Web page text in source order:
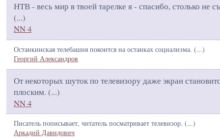
НТВ - весь мир в твоей тарелке я - спасибо, столько не
(...)
NN 4
Останкинская телебашня покоится на останках социализма. (...)
Георгий Александров
От некоторых шуток по телевизору даже экран
плоским. (...)
NN 4
Писатель пописывает, читатель посматривает телевизор. (...)
Аркадий Давидович